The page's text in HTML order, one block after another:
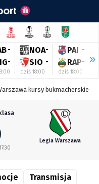
-
-
NOA-
SIO -
dziś 18:00
PAI -
RAP-
dziś 18:00
kursy bukmacherskie
Legia Warszawa
Transmisja